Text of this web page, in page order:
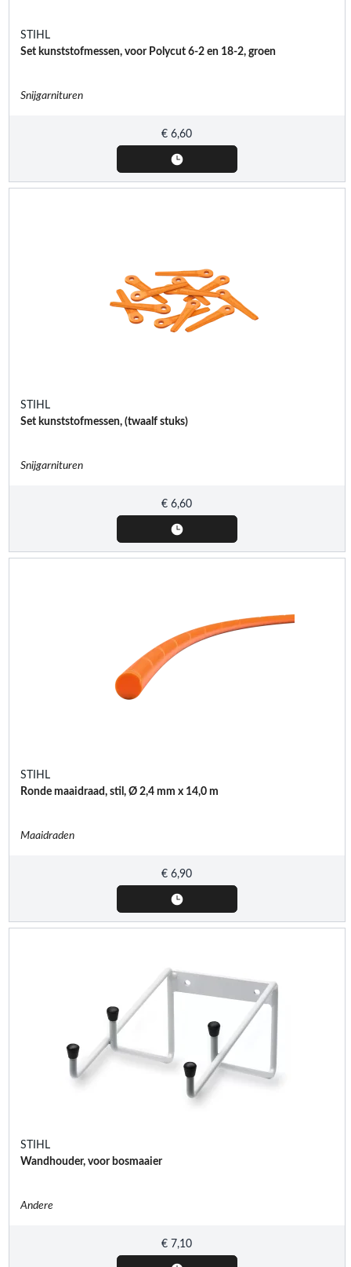
STIHL
Set kunststofmessen, voor Polycut 6-2 en 18-2, groen
Snijgarnituren
€ 6,60
STIHL
Set kunststofmessen, (twaalf stuks)
Snijgarnituren
€ 6,60
STIHL
Ronde maaidraad, stil, Ø 2,4 mm x 14,0 m
Maaidraden
€ 6,90
STIHL
Wandhouder, voor bosmaaier
Andere
€ 7,10